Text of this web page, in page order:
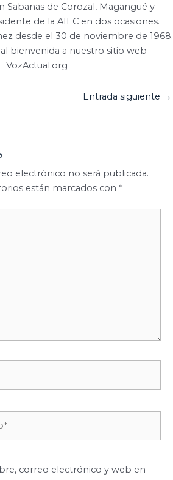
Sabanas de Corozal, Magangué y
de la AIEC en dos ocasiones.
desde el 30 de noviembre de 1968.
bienvenida a nuestro sitio web
VozActual.org
Entrada siguiente →
electrónico no será publicada.
están marcados con *
correo electrónico y web en